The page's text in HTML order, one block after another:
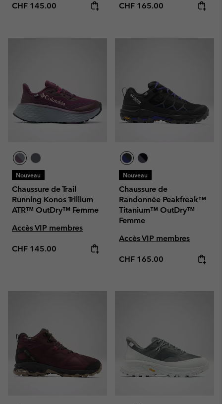
Regular price:
CHF 145.00 Regular price:
CHF 165.00
Nouveau
Chaussure de Trail
Running Konos Trillium
ATR™ OutDry™ Femme
Accès VIP membres
Regular price:
CHF 145.00
Nouveau
Chaussure de
Randonnée Peakfreak™
Titanium™ OutDry™
Femme
Accès VIP membres
Regular price:
CHF 165.00